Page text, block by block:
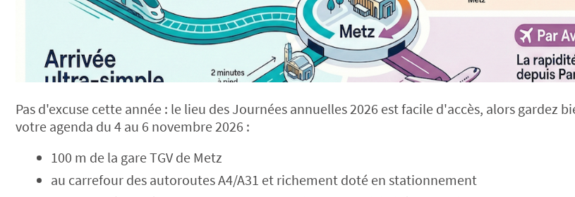
Pas d'excuse cette année : le lieu des Journées annuelles 2026 est facile d'accès, alors gardez
votre agenda du 4 au 6 novembre 2026 :
100 m de la gare TGV de Metz
au carrefour des autoroutes A4/A31 et richement doté en stationnement